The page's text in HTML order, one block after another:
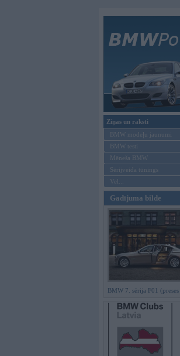
Ziņas un raksti
BMW modeļu jaunumi
BMW testi
Mēneša BMW
Sērijveida tūnings
Vel...
Gadījuma bilde
BMW 7. sērija F01